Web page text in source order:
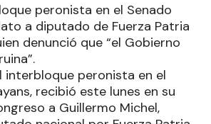
peronista en el Senado
a diputado de Fuerza Patria
denunció que “el Gobierno
interbloque peronista en el
recibió este lunes en su
a Guillermo Michel,